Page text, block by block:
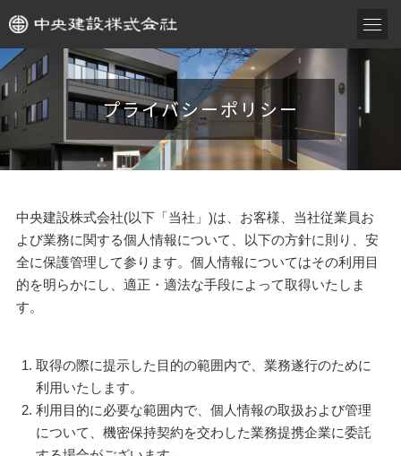
プライバシーポリシー
中央建設株式会社(以下「当社」)は、お客様、当社従業員お
よび業務に関する個人情報について、以下の方針に則り、安
全に保護管理して参ります。個人情報についてはその利用目
的を明らかにし、適正・適法な手段によって取得いたしま
す。
取得の際に提示した目的の範囲内で、業務遂行のために
利用いたします。
利用目的に必要な範囲内で、個人情報の取扱および管理
について、機密保持契約を交わした業務提携企業に委託